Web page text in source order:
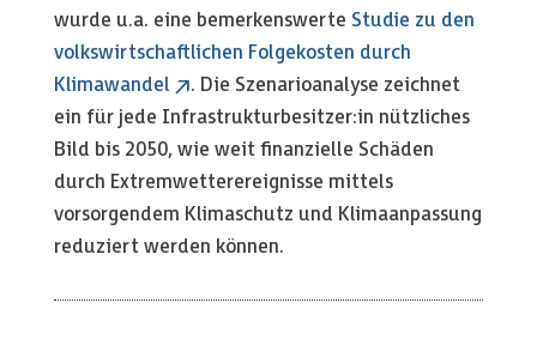
wurde u.a. eine bemerkenswerte Studie zu den
volkswirtschaftlichen Folgekosten durch
Klimawandel
. Die Szenarioanalyse zeichnet
ein für jede Infrastrukturbesitzer:in nützliches
Bild bis 2050, wie weit finanzielle Schäden
durch Extremwetterereignisse mittels
vorsorgendem Klimaschutz und Klimaanpassung
reduziert werden können.